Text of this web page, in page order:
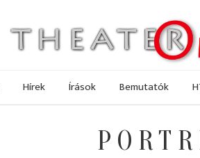
Hírek Írások Bemutatók